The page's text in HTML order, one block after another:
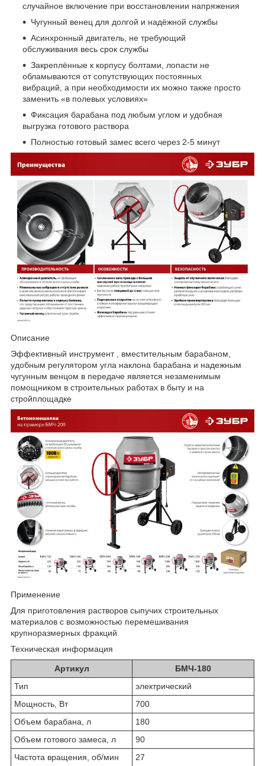
случайное включение при восстановлении напряжения
Чугунный венец для долгой и надёжной службы
Асинхронный двигатель, не требующий
обслуживания весь срок службы
Закреплённые к корпусу болтами, лопасти не
обламываются от сопутствующих постоянных
вибраций, а при необходимости их можно также просто
заменить «в полевых условиях»
Фиксация барабана под любым углом и удобная
выгрузка готового раствора
Полностью готовый замес всего через 2-5 минут
Описание
Эффективный инструмент , вместительным барабаном,
удобным регулятором угла наклона барабана и надежным
чугунным венцом в передаче является незаменимым
помощником в строительных работах в быту и на
стройплощадке
Применение
Для приготовления растворов сыпучих строительных
материалов с возможностью перемешивания
крупноразмерных фракций
Техническая информация
Артикул
БМЧ-180
Тип
элек­три­че­ский
Мощность, Вт
700
Объем барабана, л
180
Объем готового замеса, л
90
Частота вращения, об/мин
27